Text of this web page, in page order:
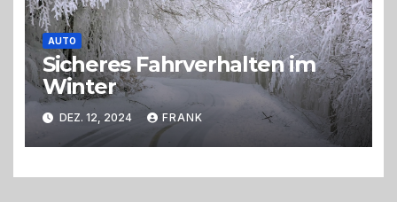
AUTO
Sicheres Fahrverhalten im
Winter
DEZ. 12, 2024 FRANK